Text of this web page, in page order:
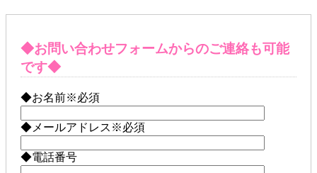
◆お問い合わせフォームからのご連絡も可能
です◆
◆お名前※必須
◆メールアドレス ※必須
◆電話番号